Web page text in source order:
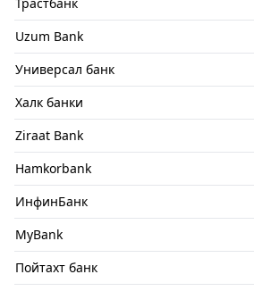
Uzum Bank
Универсал банк
Халк банки
Ziraat Bank
Hamkorbank
ИнфинБанк
MyBank
Пойтахт банк